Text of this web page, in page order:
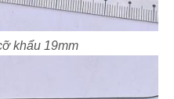
khẩu 19mm